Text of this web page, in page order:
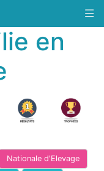
en
Nationale d'Elevage